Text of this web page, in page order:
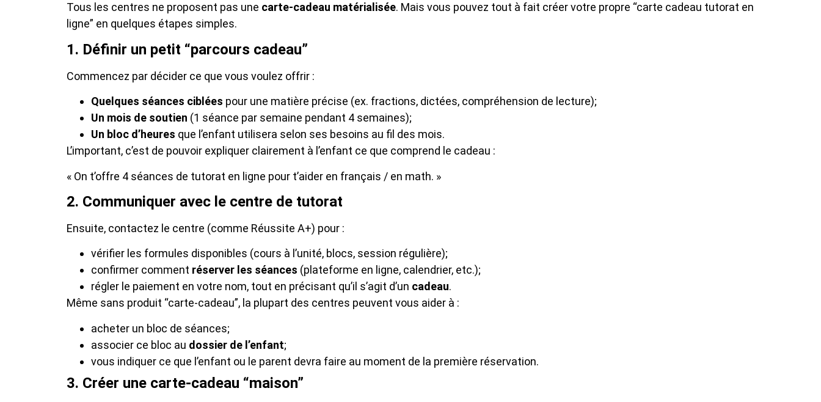
Tous les centres ne proposent pas une carte-cadeau matérialisée. Mais vous pouvez tout à fait créer votre propre “carte cadeau tutorat en
ligne” en quelques étapes simples.
1. Définir un petit “parcours cadeau”
Commencez par décider ce que vous voulez offrir :
Quelques séances ciblées pour une matière précise (ex. fractions, dictées, compréhension de lecture);
Un mois de soutien (1 séance par semaine pendant 4 semaines);
Un bloc d’heures que l’enfant utilisera selon ses besoins au fil des mois.
L’important, c’est de pouvoir expliquer clairement à l’enfant ce que comprend le cadeau :
« On t’offre 4 séances de tutorat en ligne pour t’aider en français / en math. »
2. Communiquer avec le centre de tutorat
Ensuite, contactez le centre (comme Réussite A+) pour :
vérifier les formules disponibles (cours à l’unité, blocs, session régulière);
confirmer comment réserver les séances (plateforme en ligne, calendrier, etc.);
régler le paiement en votre nom, tout en précisant qu’il s’agit d’un cadeau.
Même sans produit “carte-cadeau”, la plupart des centres peuvent vous aider à :
acheter un bloc de séances;
associer ce bloc au dossier de l’enfant;
vous indiquer ce que l’enfant ou le parent devra faire au moment de la première réservation.
3. Créer une carte-cadeau “maison”